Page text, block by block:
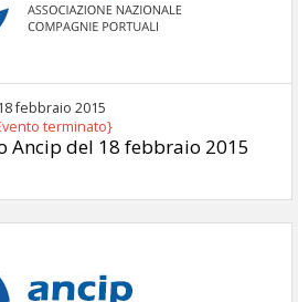
febbraio 2015
terminato}
Ancip del 18 febbraio 2015